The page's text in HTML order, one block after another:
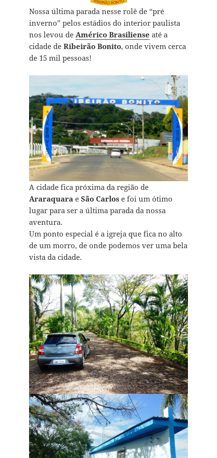
Nossa última parada nesse rolê de “pré
inverno” pelos estádios do interior paulista
nos levou de Américo Brasiliense até a
cidade de Ribeirão Bonito, onde vivem cerca
de 15 mil pessoas!
A cidade fica próxima da região de
Araraquarae São Carlose foi um ótimo
lugar para ser a última parada da nossa
aventura.
Um ponto especial é a igreja que fica no alto
de um morro, de onde podemos ver uma bela
vista da cidade.